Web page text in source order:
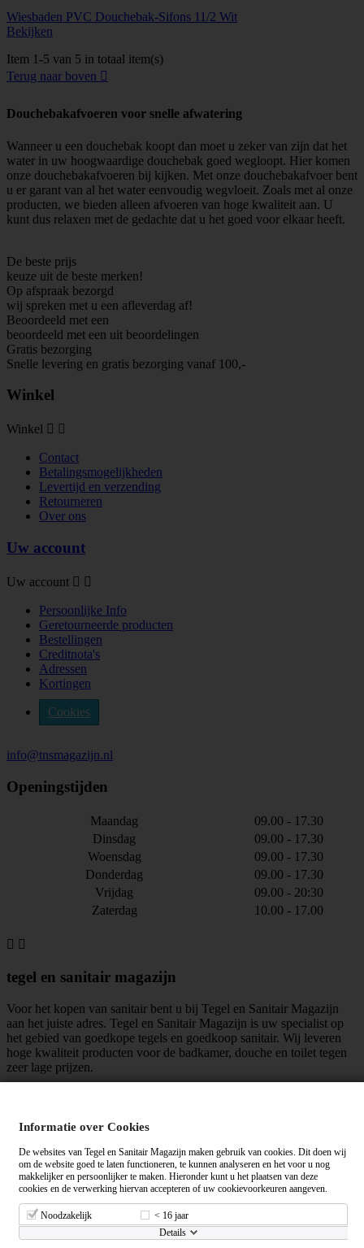
Wiesbaden PVC Douchebak-Sifons 11/2 Wit
Bekijken
Item 1-5 van 5 in totaal item(s)
Terug naar boven 
Douchebakafvoeren voor snelle afwatering
Wanneer u een douchebak koopt dan moet u zeker van zijn dat het
water in uw hoogwaardige douchebak goed wegloopt. Hier komen
onze douchebakafvoeren bij kijken. Met onze douchebakafvoer bent
u er garant van al het water eenvoudig wegvloeit. Zoals met al onze
producten, we bieden alleen afvoeren van hoge kwaliteit aan. U
kunt dus relaxen met de gedachte dat u het goed voor elkaar heeft.
De beste prijs
keuze uit de beste merken!
Op afspraak bezorgd
wij spreken met u een afleverdag af!
Beoordeeld met een
beoordeeld met een uit beoordelingen
Gratis bezorging
Snelle levering en gratis bezorging vanaf 100,-
Winkel
Winkel  
Contact
Betalingsmogelijkheden
Levertijd en verzending
Retourneren
Over ons
Uw account
Uw account  
Persoonlijke Info
Geretourneerde producten
Bestellingen
Creditnota's
Adressen
Kortingen
Cookies
info@tnsmagazijn.nl
Openingstijden
Maandag
09.00 - 17.30
Dinsdag
09.00 - 17.30
Woensdag
09.00 - 17.30
Donderdag
09.00 - 17.30
Vrijdag
09.00 - 20:30
Zaterdag
10.00 - 17.00
 
tegel en sanitair magazijn
Voor het kopen van sanitair bent u bij Tegel en Sanitair Magazijn
aan het juiste adres. Tegel en Sanitair Magazijn is uw specialist op
het gebied van goedkope tegels en goedkoop sanitair. Wij leveren
hoge kwaliteit producten voor de badkamer, douche en toilet tegen
zeer lage prijzen.
Tegelensanitairmagazijn.nl wordt gemiddeld beoordeeld met een
basis van+ beoordelingen.
98% van onze klanten beveelt ons aan!
© 2012 - 2026 - Tegel en Sanitair Magazijn
Informatie over Cookies
De websites van Tegel en Sanitair Magazijn maken gebruik van cookies. Dit doen wij
om de website goed te laten functioneren, te kunnen analyseren en het voor u nog
makkelijker en persoonlijker te maken. Hieronder kunt u het plaatsen van deze
cookies en de verwerking hiervan accepteren of uw cookievoorkeuren aangeven.
Noodzakelijk
< 16 jaar
Details